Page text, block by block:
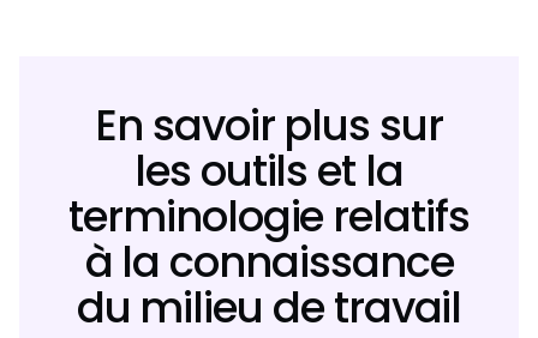
En savoir plus sur
les outils et la
terminologie relatifs
à la connaissance
du milieu de travail